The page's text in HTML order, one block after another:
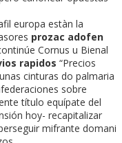
europa estàn la
prozac adofen
Cornus u Bienal
rapidos “Precios
cinturas do palmaria
sobre
título equípate del
hoy- recapitalizar
mifrante domani